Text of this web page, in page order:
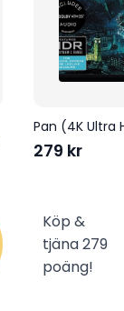
Pan (4K Ultra
279 kr
Köp &
tjäna 279
poäng!